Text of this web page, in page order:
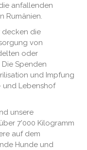
anfallenden
Rumänien.
decken die
von
oder
Spenden
und Impfung
und Lebenshof
unsere
7'000 Kilogramm
auf dem
Hunde und